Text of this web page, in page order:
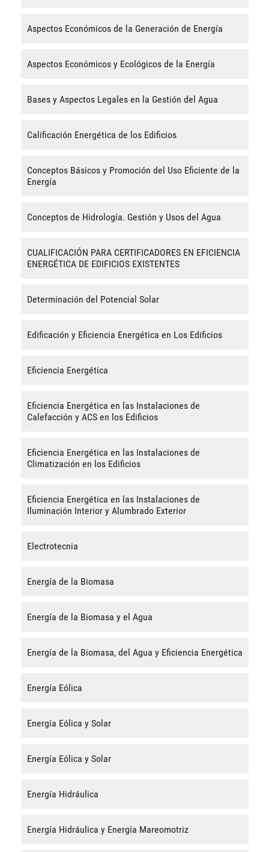
Aspectos Económicos de la Generación de Energía
Aspectos Económicos y Ecológicos de la Energía
Bases y Aspectos Legales en la Gestión del Agua
Calificación Energética de los Edificios
Conceptos Básicos y Promoción del Uso Eficiente de la
Energía
Conceptos de Hidrología. Gestión y Usos del Agua
CUALIFICACIÓN PARA CERTIFICADORES EN EFICIENCIA
ENERGÉTICA DE EDIFICIOS EXISTENTES
Determinación del Potencial Solar
Edificación y Eficiencia Energética en Los Edificios
Eficiencia Energética
Eficiencia Energética en las Instalaciones de
Calefacción y ACS en los Edificios
Eficiencia Energética en las Instalaciones de
Climatización en los Edificios
Eficiencia Energética en las Instalaciones de
Iluminación Interior y Alumbrado Exterior
Electrotecnia
Energía de la Biomasa
Energía de la Biomasa y el Agua
Energía de la Biomasa, del Agua y Eficiencia Energética
Energía Eólica
Energía Eólica y Solar
Energía Eólica y Solar
Energía Hidráulica
Energía Hidráulica y Energía Mareomotriz